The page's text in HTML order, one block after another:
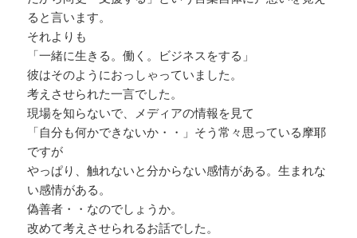
ると言います。
それよりも
「一緒に生きる。働く。ビジネスをする」
彼はそのようにおっしゃっていました。
考えさせられた一言でした。
現場を知らないで、メディアの情報を見て
「自分も何かできないか・・」そう常々思っている摩耶
ですが
やっぱり、触れないと分からない感情がある。生まれな
い感情がある。
偽善者・・なのでしょうか。
改めて考えさせられるお話でした。